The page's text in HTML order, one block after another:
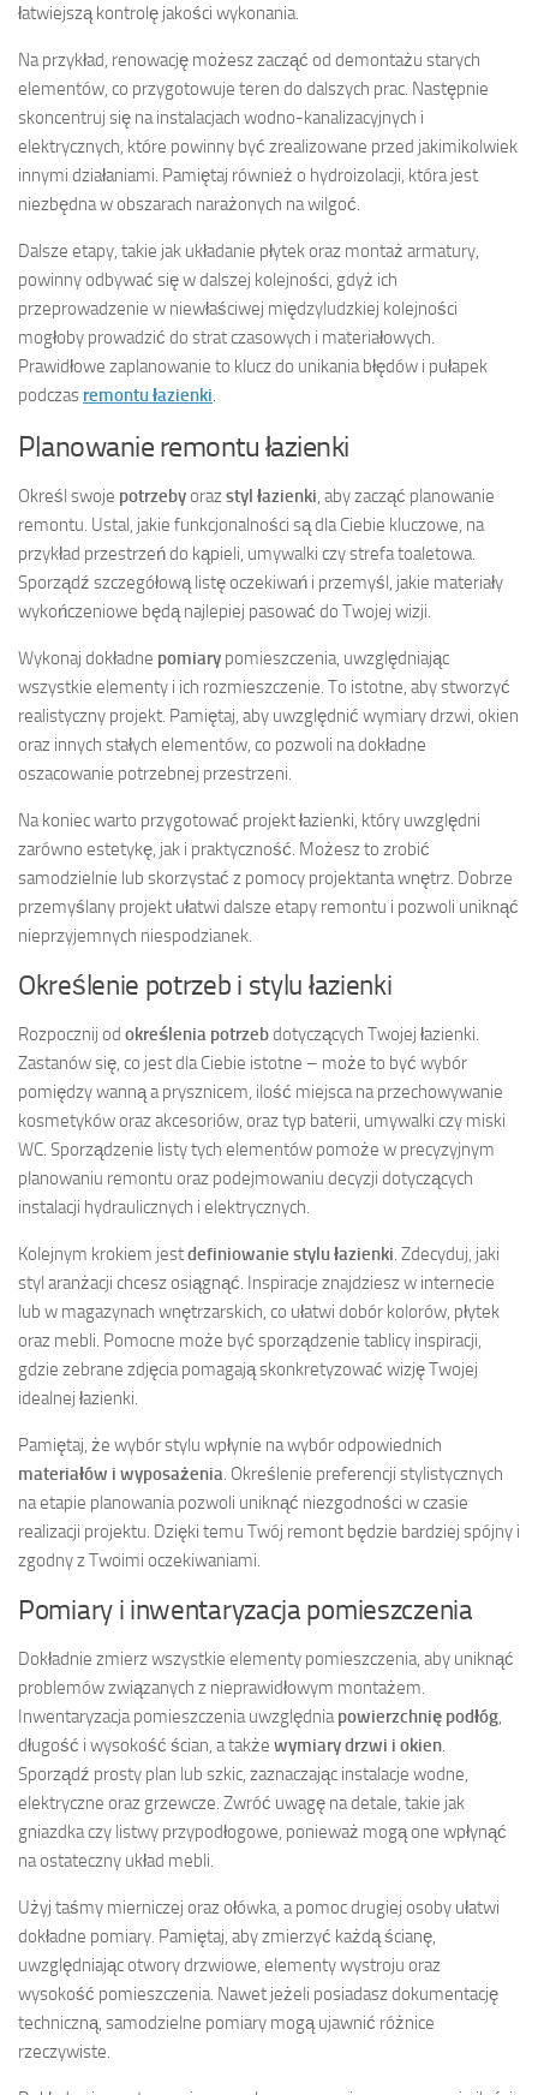
łatwiejszą kontrolę jakości wykonania.
Na przykład, renowację możesz zacząć od demontażu starych
elementów, co przygotowuje teren do dalszych prac. Następnie
skoncentruj się na instalacjach wodno-kanalizacyjnych i
elektrycznych, które powinny być zrealizowane przed jakimikolwiek
innymi działaniami. Pamiętaj również o hydroizolacji, która jest
niezbędna w obszarach narażonych na wilgoć.
Dalsze etapy, takie jak układanie płytek oraz montaż armatury,
powinny odbywać się w dalszej kolejności, gdyż ich
przeprowadzenie w niewłaściwej międzyludzkiej kolejności
mogłoby prowadzić do strat czasowych i materiałowych.
Prawidłowe zaplanowanie to klucz do unikania błędów i pułapek
podczas remontu łazienki
Planowanie remontu łazienki
Określ swoje potrzebyorazstyl łazienki , aby zacząć planowanie
remontu. Ustal, jakie funkcjonalności są dla Ciebie kluczowe, na
przykład przestrzeń do kąpieli, umywalki czy strefa toaletowa.
Sporządź szczegółową listę oczekiwań i przemyśl, jakie materiały
wykończeniowe będą najlepiej pasować do Twojej wizji.
Wykonaj dokładne pomiary pomieszczenia, uwzględniając
wszystkie elementy i ich rozmieszczenie. To istotne, aby stworzyć
realistyczny projekt. Pamiętaj, aby uwzględnić wymiary drzwi, okien
oraz innych stałych elementów, co pozwoli na dokładne
oszacowanie potrzebnej przestrzeni.
Na koniec warto przygotować projekt łazienki, który uwzględni
zarówno estetykę, jak i praktyczność. Możesz to zrobić
samodzielnie lub skorzystać z pomocy projektanta wnętrz. Dobrze
przemyślany projekt ułatwi dalsze etapy remontu i pozwoli uniknąć
nieprzyjemnych niespodzianek.
Określenie potrzeb i stylu łazienki
Rozpocznij od określenia potrzebdotyczących Twojej łazienki.
Zastanów się, co jest dla Ciebie istotne – może to być wybór
pomiędzy wanną a prysznicem, ilość miejsca na przechowywanie
kosmetyków oraz akcesoriów, oraz typ baterii, umywalki czy miski
WC. Sporządzenie listy tych elementów pomoże w precyzyjnym
planowaniu remontu oraz podejmowaniu decyzji dotyczących
instalacji hydraulicznych i elektrycznych.
Kolejnym krokiem jestdefiniowanie stylu łazienki . Zdecyduj, jaki
styl aranżacji chcesz osiągnąć. Inspiracje znajdziesz w internecie
lub w magazynach wnętrzarskich, co ułatwi dobór kolorów, płytek
oraz mebli. Pomocne może być sporządzenie tablicy inspiracji,
gdzie zebrane zdjęcia pomagają skonkretyzować wizję Twojej
idealnej łazienki.
Pamiętaj, że wybór stylu wpłynie na wybór odpowiednich
materiałów i wyposażenia . Określenie preferencji stylistycznych
na etapie planowania pozwoli uniknąć niezgodności w czasie
realizacji projektu. Dzięki temu Twój remont będzie bardziej spójny i
zgodny z Twoimi oczekiwaniami.
Pomiary i inwentaryzacja pomieszczenia
Dokładnie zmierz wszystkie elementy pomieszczenia, aby uniknąć
problemów związanych z nieprawidłowym montażem.
Inwentaryzacja pomieszczenia uwzględnia powierzchnię podłóg
długość i wysokość ścian, a także wymiary drzwi i okien
Sporządź prosty plan lub szkic, zaznaczając instalacje wodne,
elektryczne oraz grzewcze. Zwróć uwagę na detale, takie jak
gniazdka czy listwy przypodłogowe, ponieważ mogą one wpłynąć
na ostateczny układ mebli.
Użyj taśmy mierniczej oraz ołówka, a pomoc drugiej osoby ułatwi
dokładne pomiary. Pamiętaj, aby zmierzyć każdą ścianę,
uwzględniając otwory drzwiowe, elementy wystroju oraz
wysokość pomieszczenia. Nawet jeżeli posiadasz dokumentację
techniczną, samodzielne pomiary mogą ujawnić różnice
rzeczywiste.